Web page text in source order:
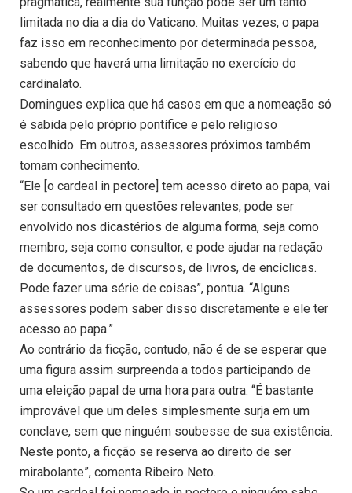
limitada no dia a dia do Vaticano. Muitas vezes, o papa
faz isso em reconhecimento por determinada pessoa,
sabendo que haverá uma limitação no exercício do
cardinalato.
Domingues explica que há casos em que a nomeação só
é sabida pelo próprio pontífice e pelo religioso
escolhido. Em outros, assessores próximos também
tomam conhecimento.
“Ele [o cardeal in pectore] tem acesso direto ao papa, vai
ser consultado em questões relevantes, pode ser
envolvido nos dicastérios de alguma forma, seja como
membro, seja como consultor, e pode ajudar na redação
de documentos, de discursos, de livros, de encíclicas.
Pode fazer uma série de coisas”, pontua. “Alguns
assessores podem saber disso discretamente e ele ter
acesso ao papa.”
Ao contrário da ficção, contudo, não é de se esperar que
uma figura assim surpreenda a todos participando de
uma eleição papal de uma hora para outra. “É bastante
improvável que um deles simplesmente surja em um
conclave, sem que ninguém soubesse de sua existência.
Neste ponto, a ficção se reserva ao direito de ser
mirabolante”, comenta Ribeiro Neto.